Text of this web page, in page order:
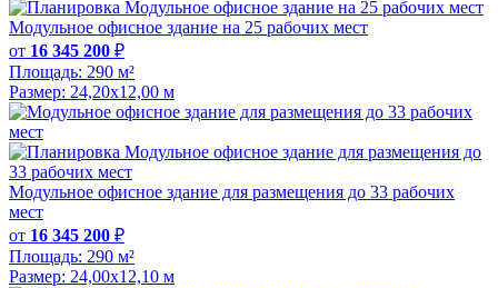
Модульное офисное здание на 25 рабочих мест
от 16 345 200 ₽
Площадь: 290 м²
Размер: 24,20х12,00 м
Модульное офисное здание для размещения до 33 рабочих
мест
от 16 345 200 ₽
Площадь: 290 м²
Размер: 24,00х12,10 м